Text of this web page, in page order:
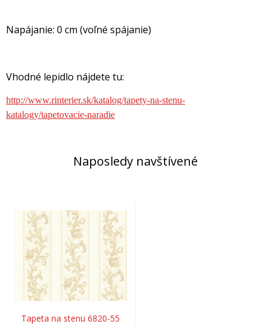
Napájanie: 0 cm (voľné spájanie)
Vhodné lepidlo nájdete tu:
http://www.rinterier.sk/katalog/tapety-na-stenu-
katalogy/tapetovacie-naradie
Naposledy navštívené
Tapeta na stenu 6820-55